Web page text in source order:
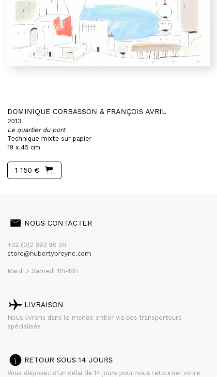
DOMINIQUE CORBASSON & FRANÇOIS AVRIL
2013
Le quartier du port
Technique mixte sur papier
19 x 45 cm
1 150 €
NOUS CONTACTER
+32 (0)2 893 90 30
store@hubertybreyne.com
Mardi > Samedi 11h-18h
LIVRAISON
Nous livrons dans le monde entier via des transporteurs
spécialisés
RETOUR SOUS 14 JOURS
Vous disposez d'un délai de 14 jours pour nous retourner votre